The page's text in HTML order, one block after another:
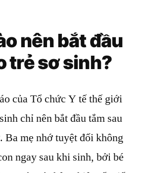
nên bắt đầu
trẻ sơ sinh?
của Tổ chức Y tế thế giới
chỉ nên bắt đầu tắm sau
Ba mẹ nhớ tuyệt đối không
ngay sau khi sinh, bởi bé